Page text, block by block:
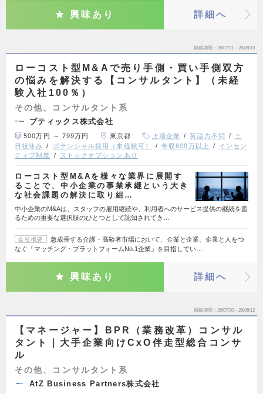
興味あり 詳細へ
掲載期間 26/07/31～26/08/13
ローコスト型M&Aで売り手側・買い手側双方
の悩みを解決する【コンサルタント】（未経
験入社100％）
その他、コンサルタント系
ブティックス株式会社
500万円 ～ 799万円 東京都 上場企業 英語力不問
土
日祝休み
ポテンシャル採用（未経験可） 年収600万以上
インセン
ティブ制度
ストックオプションあり
ローコスト型M&Aを様々な業界に展開す
ることで、中小企業の事業承継という大き
な社会課題の解決に取り組…
中小企業のM&Aは、スタッフの雇用継続や、利用者へのサービス提供の継続を図
るための重要な選択肢のひとつとして認知されてき…
会社概要
急成長する介護・高齢者市場において、企業と企業、企業と人をつ
なぐ「マッチング・プラットフォームNo.1企業」を目指してい…
興味あり 詳細へ
掲載期間 26/07/30～26/08/12
【マネージャー】BPR（業務改革）コンサル
タント｜大手企業向けCxO伴走型総合コンサ
ル
その他、コンサルタント系
AtZ Business Partners株式会社